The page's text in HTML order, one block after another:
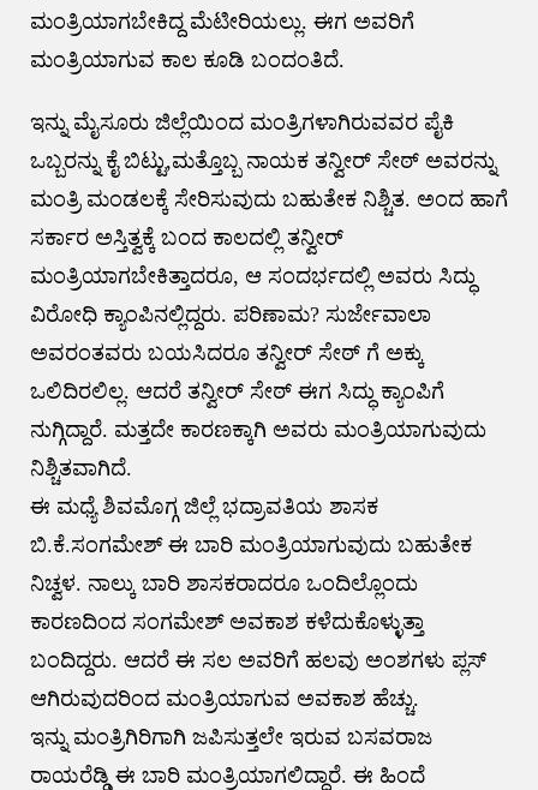
ಮಂತ್ರಿಯಾಗಬೇಕಿದ್ದ ಮೆಟೀರಿಯಲ್ಲು. ಈಗ ಅವರಿಗೆ
ಮಂತ್ರಿಯಾಗುವ ಕಾಲ ಕೂಡಿ ಬಂದಂತಿದೆ.
ಇನ್ನು ಮೈಸೂರು ಜಿಲ್ಲೆಯಿಂದ ಮಂತ್ರಿಗಳಾಗಿರುವವರ‌ ಪೈಕಿ
ಒಬ್ಬರನ್ನು ಕೈ ಬಿಟ್ಟು,ಮತ್ತೊಬ್ಬ ನಾಯಕ ತನ್ವೀರ್ ಸೇಠ್ ಅವರನ್ನು
ಮಂತ್ರಿ ಮಂಡಲಕ್ಕೆ ಸೇರಿಸುವುದು ಬಹುತೇಕ ನಿಶ್ಚಿತ. ಅಂದ ಹಾಗೆ
ಸರ್ಕಾರ ಅಸ್ತಿತ್ವಕ್ಕೆ ಬಂದ ಕಾಲದಲ್ಲಿ ತನ್ವೀರ್
ಮಂತ್ರಿಯಾಗಬೇಕಿತ್ತಾದರೂ, ಆ ಸಂದರ್ಭದಲ್ಲಿ ಅವರು ಸಿದ್ಧು
ವಿರೋಧಿ ಕ್ಯಾಂಪಿನಲ್ಲಿದ್ದರು. ಪರಿಣಾಮ? ಸುರ್ಜೇವಾಲಾ
ಅವರಂತವರು ಬಯಸಿದರೂ ತನ್ವೀರ್ ಸೇಠ್ ಗೆ ಅಕ್ಕು
ಒಲಿದಿರಲಿಲ್ಲ. ಆದರೆ ತನ್ವೀರ್ ಸೇಠ್ ಈಗ ಸಿದ್ಧು ಕ್ಯಾಂಪಿಗೆ
ನುಗ್ಗಿದ್ದಾರೆ. ಮತ್ತದೇ ಕಾರಣಕ್ಕಾಗಿ ಅವರು ಮಂತ್ರಿಯಾಗುವುದು
ನಿಶ್ಚಿತವಾಗಿದೆ.
ಈ ಮಧ್ಯೆ ಶಿವಮೊಗ್ಗ ಜಿಲ್ಲೆ ಭದ್ರಾವತಿಯ ಶಾಸಕ
ಬಿ.ಕೆ.ಸಂಗಮೇಶ್ ಈ ಬಾರಿ ಮಂತ್ರಿಯಾಗುವುದು ಬಹುತೇಕ
ನಿಚ್ವಳ. ನಾಲ್ಕು ಬಾರಿ ಶಾಸಕರಾದರೂ ಒಂದಿಲ್ಲೊಂದು
ಕಾರಣದಿಂದ ಸಂಗಮೇಶ್ ಅವಕಾಶ ಕಳೆದುಕೊಳ್ಳುತ್ತಾ
ಬಂದಿದ್ದರು. ಆದರೆ ಈ ಸಲ ಅವರಿಗೆ ಹಲವು ಅಂಶಗಳು ಪ್ಲಸ್
ಆಗಿರುವುದರಿಂದ ಮಂತ್ರಿಯಾಗುವ ಅವಕಾಶ ಹೆಚ್ಚು.
ಇನ್ನು ಮಂತ್ರಿಗಿರಿಗಾಗಿ ಜಪಿಸುತ್ತಲೇ ಇರುವ ಬಸವರಾಜ
ರಾಯರೆಡ್ಡಿ ಈ ಬಾರಿ ಮಂತ್ರಿಯಾಗಲಿದ್ದಾರೆ. ಈ ಹಿಂದೆ